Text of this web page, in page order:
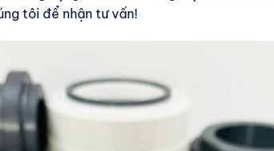
tôi để nhận tư vấn!